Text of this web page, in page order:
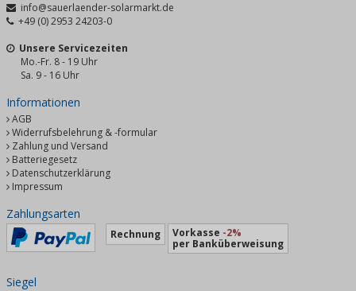
info@sauerlaender-solarmarkt.de
+49 (0) 2953 24203-0
Unsere Servicezeiten
Mo.-Fr. 8 - 19 Uhr
Sa. 9 - 16 Uhr
Informationen
AGB
Widerrufsbelehrung & -formular
Zahlung und Versand
Batteriegesetz
Datenschutzerklärung
Impressum
Zahlungsarten
Rechnung Vorkasse -2%
per Banküberweisung
Siegel